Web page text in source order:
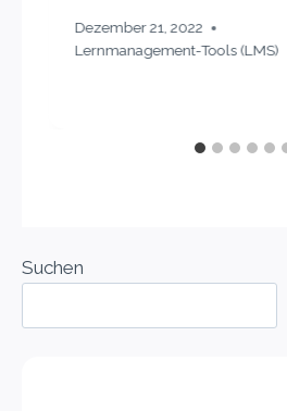
Dezember 21, 2022
Lernmanagement-Tools (LMS)
Suchen